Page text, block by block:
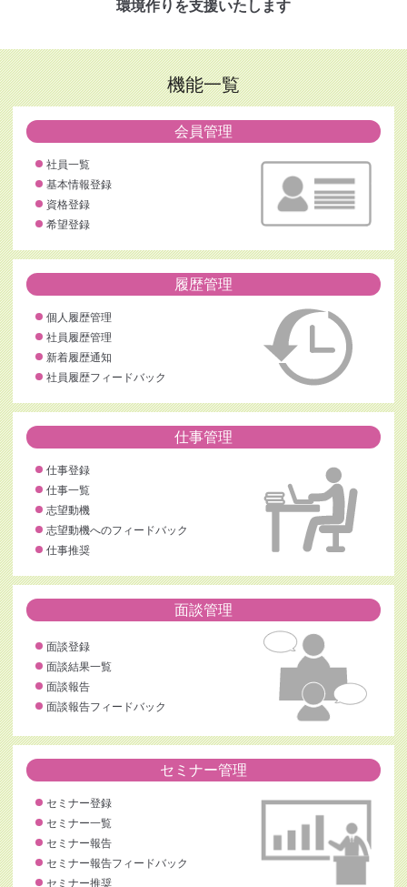
環境作りを支援いたします
機能一覧
会員管理
社員一覧
基本情報登録
資格登録
希望登録
履歴管理
個人履歴管理
社員履歴管理
新着履歴通知
社員履歴フィードバック
仕事管理
仕事登録
仕事一覧
志望動機
志望動機へのフィードバック
仕事推奨
面談管理
面談登録
面談結果一覧
面談報告
面談報告フィードバック
セミナー管理
セミナー登録
セミナー一覧
セミナー報告
セミナー報告フィードバック
セミナー推奨